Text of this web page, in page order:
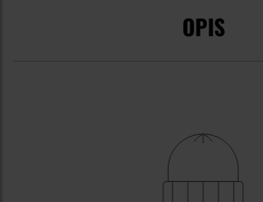
OPIS